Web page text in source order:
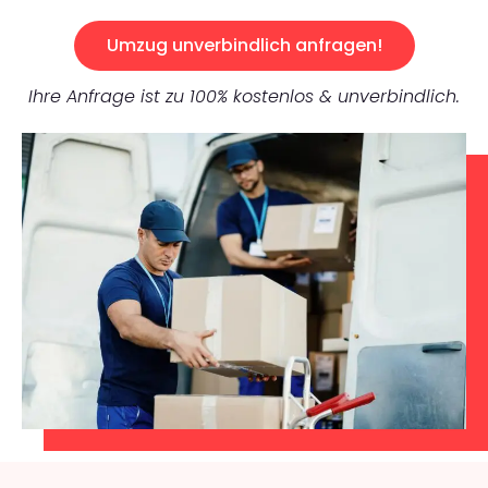
Umzug unverbindlich anfragen!
Ihre Anfrage ist zu 100% kostenlos & unverbindlich.